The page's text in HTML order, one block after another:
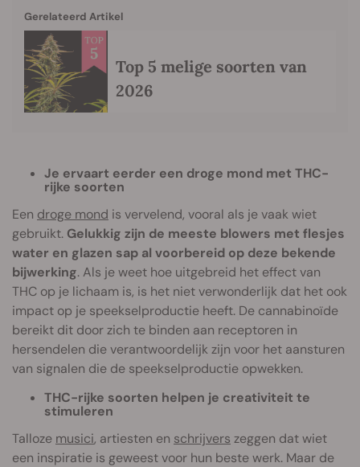
Gerelateerd Artikel
Top 5 melige soorten van
2026
Je ervaart eerder een droge mond met THC-
rijke soorten
Een droge mond is vervelend, vooral als je vaak wiet
gebruikt. Gelukkig zijn de meeste blowers met flesjes
water en glazen sap al voorbereid op deze bekende
bijwerking. Als je weet hoe uitgebreid het effect van
THC op je lichaam is, is het niet verwonderlijk dat het ook
impact op je speekselproductie heeft. De cannabinoïde
bereikt dit door zich te binden aan receptoren in
hersendelen die verantwoordelijk zijn voor het aansturen
van signalen die de speekselproductie opwekken.
THC-rijke soorten helpen je creativiteit te
stimuleren
Talloze musici, artiesten en schrijvers zeggen dat wiet
een inspiratie is geweest voor hun beste werk. Maar de